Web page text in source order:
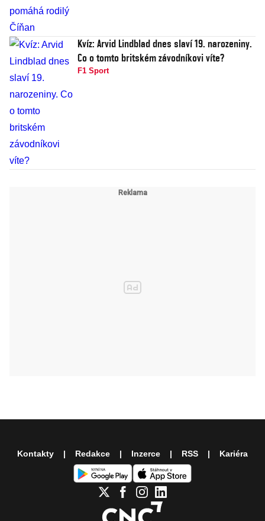
Kvíz: Arvid Lindblad dnes slaví 19. narozeniny.
Co o tomto britském závodníkovi víte?
F1 Sport
Kontakty Redakce Inzerce RSS Kariéra